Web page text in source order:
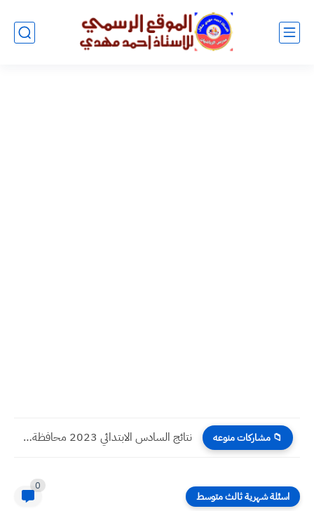
📁 مشاركات منوعه نتائج السادس الابتدائي 2023 محافظة ذي قار / الناصرية الدور...
اسئلة شهرية ثالث متوسط
0